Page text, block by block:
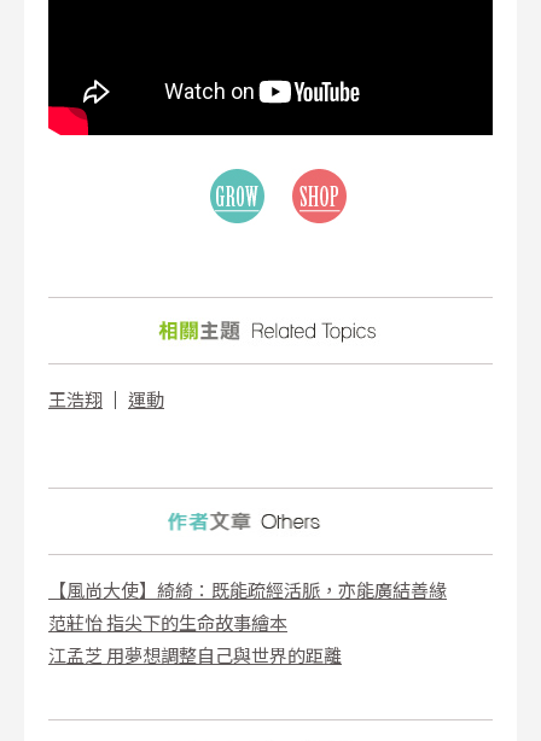
王浩翔 │ 運動
【風尚大使】綺綺：既能疏經活脈，亦能廣結善緣
范莊怡 指尖下的生命故事繪本
江孟芝 用夢想調整自己與世界的距離